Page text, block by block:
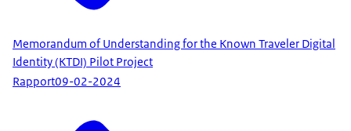
Memorandum of Understanding for the Known Traveler Digital
Identity (KTDI) Pilot Project
Rapport09-02-2024